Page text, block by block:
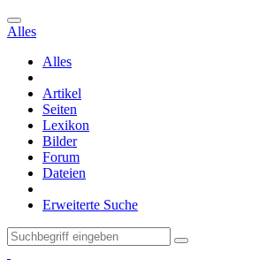
Alles
Alles
Artikel
Seiten
Lexikon
Bilder
Forum
Dateien
Erweiterte Suche